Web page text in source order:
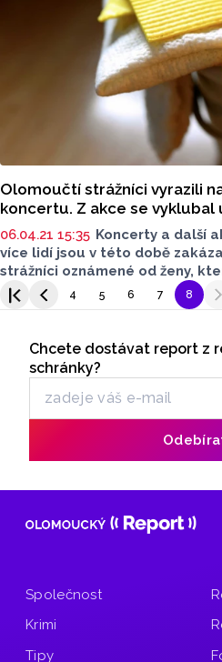
Olomoučtí strážníci vyrazili
koncertu. Z akce se vyklubal
06.04.21 15:35 Koncerty a další
více lidí jsou v této době
strážníci oznámené od ženy,
na probíhající koncert. Žena
na Černé cestě se ozývá živá
4 5 6 7 8
Odběr newsletteru
Chcete dostávat report z
schránky?
Společnost
Krimi
Tipy